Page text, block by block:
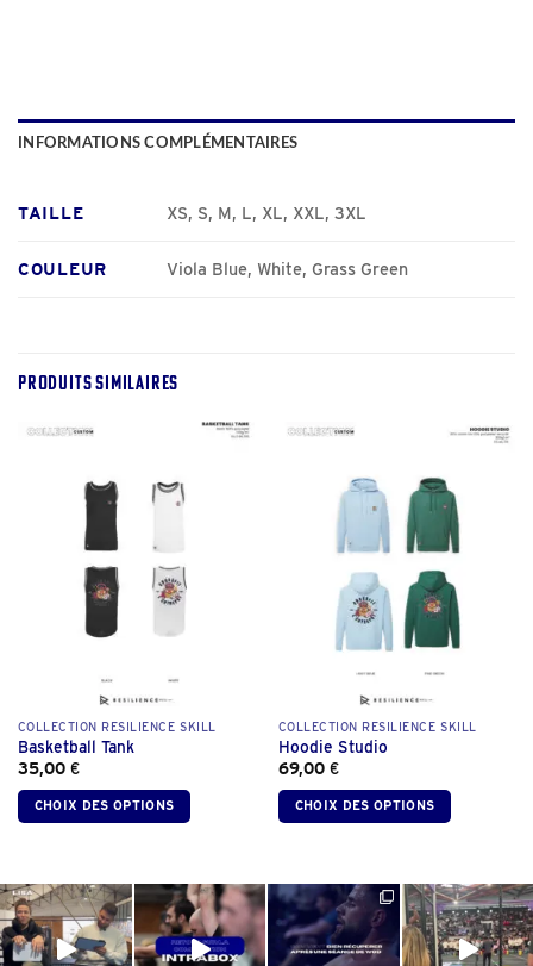
INFORMATIONS COMPLÉMENTAIRES
TAILLE XS, S, M, L, XL, XXL, 3XL
COULEUR Viola Blue, White, Grass Green
PRODUITS SIMILAIRES
COLLECTION RESILIENCE SKILL
Basketball Tank
35,00 €
CHOIX DES OPTIONS
a
plusieurs
variations.
Les
COLLECTION RESILIENCE SKILL
Hoodie Studio
69,00 €
CHOIX DES OPTIONS
a
plusieurs
variations.
Les